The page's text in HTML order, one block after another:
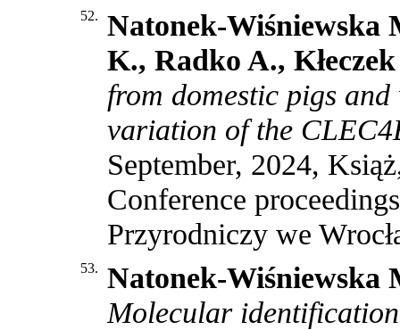
52.
Natonek-
K., Radko A.,
from domestic pigs
variation of the
September, 2024,
Conference
Przyrodniczy we
53.
Natonek-
Molecular